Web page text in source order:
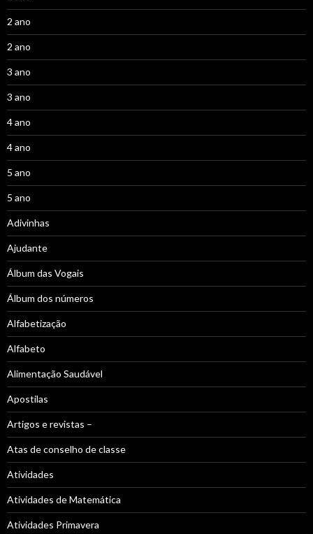
2 ano
2 ano
3 ano
3 ano
4 ano
4 ano
5 ano
5 ano
Adivinhas
Ajudante
Álbum das Vogais
Álbum dos números
Alfabetização
Alfabeto
Alimentação Saudável
Apostilas
Artigos e revistas –
Atas de conselho de classe
Atividades
Atividades de Matemática
Atividades Primavera